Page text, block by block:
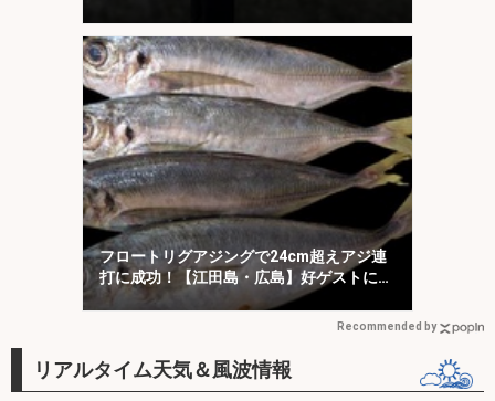
フロートリグアジングで24cm超えアジ連
打に成功！【江田島・広島】好ゲストに
45cmマダイ
Recommended by
リアルタイム天気＆風波情報